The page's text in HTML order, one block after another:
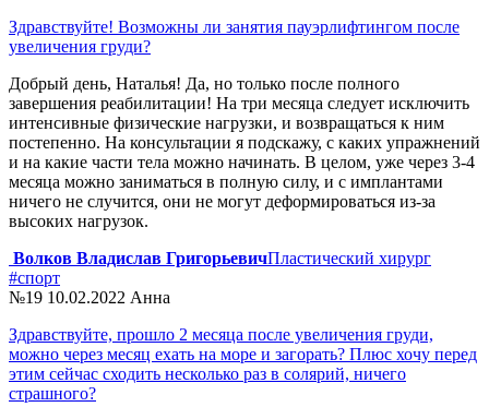
Здравствуйте! Возможны ли занятия пауэрлифтингом после
увеличения груди?
Добрый день, Наталья! Да, но только после полного
завершения реабилитации! На три месяца следует исключить
интенсивные физические нагрузки, и возвращаться к ним
постепенно. На консультации я подскажу, с каких упражнений
и на какие части тела можно начинать. В целом, уже через 3-4
месяца можно заниматься в полную силу, и с имплантами
ничего не случится, они не могут деформироваться из-за
высоких нагрузок.
Волков Владислав ГригорьевичПластический хирург
#спорт
№19 10.02.2022 Анна
Здравствуйте, прошло 2 месяца после увеличения груди,
можно через месяц ехать на море и загорать? Плюс хочу перед
этим сейчас сходить несколько раз в солярий, ничего
страшного?